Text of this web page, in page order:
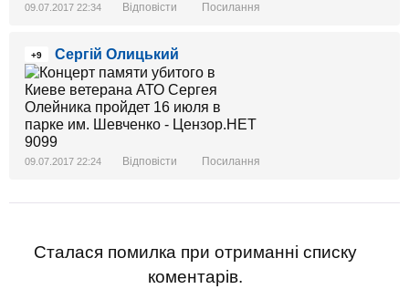
09.07.2017 22:34 Відповісти Посилання
+9 Сергій Олицький
09.07.2017 22:24 Відповісти Посилання
Сталася помилка при отриманні списку
коментарів.